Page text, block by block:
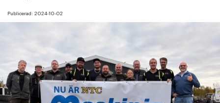
Publicerad: 2024-10-02